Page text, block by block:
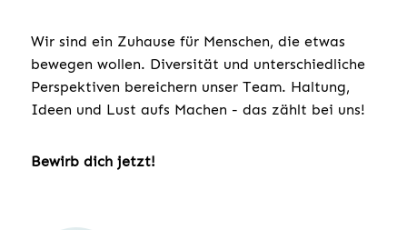
Wir sind ein Zuhause für Menschen, die etwas
bewegen wollen. Diversität und unterschiedliche
Perspektiven bereichern unser Team. Haltung,
Ideen und Lust aufs Machen - das zählt bei uns!
Bewirb dich jetzt!